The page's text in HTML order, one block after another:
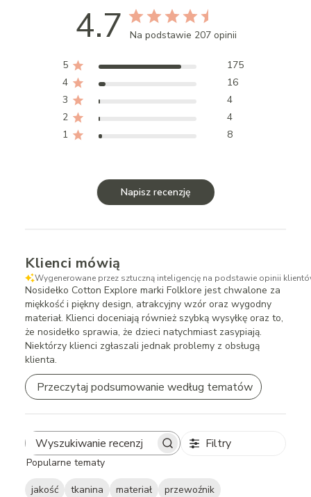
4.7 Na podstawie 207 opinii
5
175
4
16
3
4
2
4
1
8
Napisz recenzję
Klienci mówią
Wygenerowane przez sztuczną inteligencję na podstawie opinii
Nosidełko Cotton Explore marki Folklore jest chwalone za
miękkość i piękny design, atrakcyjny wzór oraz wygodny
materiał. Klienci doceniają również szybką wysyłkę oraz to,
że nosidełko sprawia, że dzieci natychmiast zasypiają.
Niektórzy klienci zgłaszali jednak problemy z obsługą
klienta.
Przeczytaj podsumowanie według tematów
Search
reviews
Filtry
Popularne tematy
jakość tkanina materiał przewoźnik